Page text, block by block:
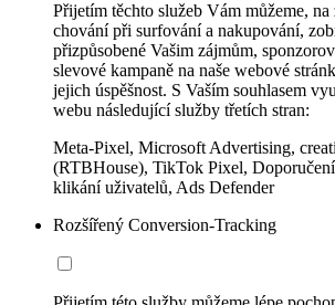
Přijetím těchto služeb Vám můžeme, na
chování při surfování a nakupování,
přizpůsobené Vašim zájmům,
slevové kampaně na naše webové
jejich úspěšnost. S Vaším souhlasem
webu následující služby třetích stran:
Meta-Pixel, Microsoft Advertising,
(RTBHouse), TikTok Pixel,
klikání uživatelů, Ads Defender
Rozšířený Conversion-Tracking